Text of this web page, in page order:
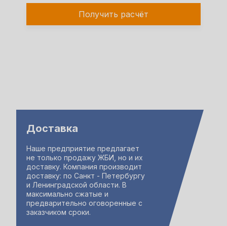
Получить расчёт
Доставка
Наше предприятие предлагает
не только продажу ЖБИ, но и их
доставку. Компания производит
доставку: по Санкт - Петербургу
и Ленинградской области. В
максимально сжатые и
предварительно оговоренные с
заказчиком сроки.